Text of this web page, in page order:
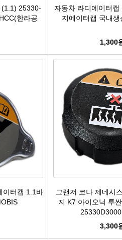
어암/어퍼암[재제조품]
자동차쇼바
어시스트암 [유림]
볼쪼인트
활대링크-CTR-
타이로드엔드-CTR-
브레이크디스크[
외제차튜닝디스
브레이크캘리퍼[
브레이크휠실린더
브레이크마스터[
브레이크안전실
외
(1.1) 25330-
한라공
자동차 라디에이터
지에이터캡 국내생
1,300
이터캡 1.1바
그랜저 코나 제네시
지 K7 아이오닉 투
3,300